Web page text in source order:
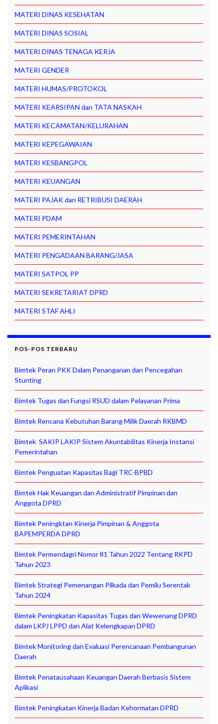
MATERI DINAS KESEHATAN
MATERI DINAS SOSIAL
MATERI DINAS TENAGA KERJA
MATERI GENDER
MATERI HUMAS/PROTOKOL
MATERI KEARSIPAN dan TATA NASKAH
MATERI KECAMATAN/KELURAHAN
MATERI KEPEGAWAIAN
MATERI KESBANGPOL
MATERI KEUANGAN
MATERI PAJAK dan RETRIBUSI DAERAH
MATERI PDAM
MATERI PEMERINTAHAN
MATERI PENGADAAN BARANG/JASA
MATERI SATPOL PP
MATERI SEKRETARIAT DPRD
MATERI STAF AHLI
POS-POS TERBARU
Bimtek Peran PKK Dalam Penanganan dan Pencegahan
Stunting
Bimtek Tugas dan Fungsi RSUD dalam Pelayanan Prima
Bimtek Rencana Kebutuhan Barang Milik Daerah RKBMD
Bimtek SAKIP LAKIP Sistem Akuntabilitas Kinerja Instansi
Pemerintahan
Bimtek Penguatan Kapasitas Bagi TRC-BPBD
Bimtek Hak Keuangan dan Administratif Pimpinan dan
Anggota DPRD
Bimtek Peningktan Kinerja Pimpinan & Anggota
BAPEMPERDA DPRD
Bimtek Permendagri Nomor 81 Tahun 2022 Tentang RKPD
Tahun 2023
Bimtek Strategi Pemenangan Pilkada dan Pemilu Serentak
Tahun 2024
Bimtek Peningkatan Kapasitas Tugas dan Wewenang DPRD
dalam LKPJ LPPD dan Alat Kelengkapan DPRD
Bimtek Monitoring dan Evaluasi Perencanaan Pembangunan
Daerah
Bimtek Penatausahaan Keuangan Daerah Berbasis Sistem
Aplikasi
Bimtek Peningkatan Kinerja Badan Kehormatan DPRD